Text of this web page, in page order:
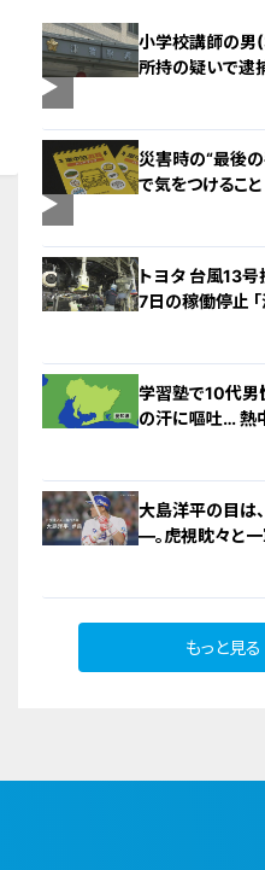
小学校講師の男
所持の疑いで
災害時の“最後
で気をつけるこ
前からマニュアル作成 最
トヨタ 台風13
7日の稼働停止
を踏まえ判断｣
学習塾で10代男
の汗に嘔吐… 熱
消防に通報 名古
大島洋平の目は
―。虎視眈々と
ェンドが明かし
もっと見る